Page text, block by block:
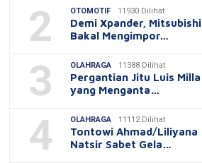
2 OTOMOTIF 11930 Dilihat
Demi Xpander, Mitsubishi
Bakal Mengimpor…
3 OLAHRAGA 11388 Dilihat
Pergantian Jitu Luis Milla
yang Menganta…
4 OLAHRAGA 11112 Dilihat
Tontowi Ahmad/Liliyana
Natsir Sabet Gela…